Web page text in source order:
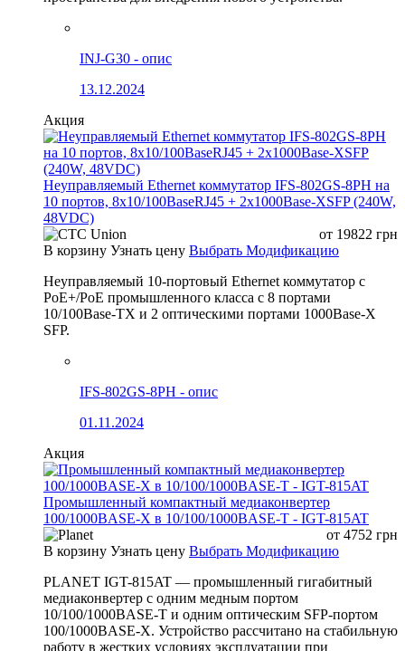
INJ-G30 - опис
13.12.2024
Акция
Неуправляемый Ethernet коммутатор IFS-802GS-8PH на
10 портов, 8x10/100BaseRJ45 + 2x1000Base-XSFP (240W,
48VDC)
от 19822 грн
В корзину Узнать цену Выбрать Модификацию
Неуправляемый 10-портовый Ethernet коммутатор с
PoE+/PoE промышленного класса с 8 портами
10/100Base-TX и 2 оптическими портами 1000Base-X
SFP.
IFS-802GS-8PH - опис
01.11.2024
Акция
Промышленный компактный медиаконвертер
100/1000BASE-X в 10/100/1000BASE-T - IGT-815AT
от 4752 грн
В корзину Узнать цену Выбрать Модификацию
PLANET IGT-815AT — промышленный гигабитный
медиаконвертер с одним медным портом
10/100/1000BASE-T и одним оптическим SFP-портом
100/1000BASE-X. Устройство рассчитано на стабильную
работу в жестких условиях эксплуатации при